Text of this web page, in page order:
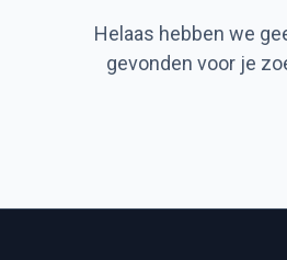
Helaas hebben we
gevonden voor je